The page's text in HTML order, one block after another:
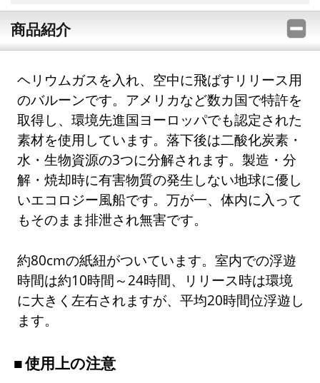
商品紹介
ヘリウムガスを入れ、空中に飛ばすリリース用
のバルーンです。アメリカなど数カ国で特許を
取得し、環境先進国ヨーロッパでも認定された
素材を使用しています。落下後は二酸化炭素・
水・生物資源の3つに分解されます。製造・分
解・焼却時に有害物質の発生しない地球に優し
いエコロジー風船です。万が一、体内に入って
もそのまま排泄され無害です。
約80cmの紙紐がついています。室内での浮遊
時間は約10時間～24時間、リリース時は環境
に大きく左右されますが、平均20時間位浮遊し
ます。
使用上の注意